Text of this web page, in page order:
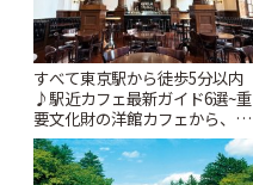
すべて東京駅から徒歩5分以内
♪駅近カフェ最新ガイド6選~重
要文化財の洋館カフェから、改
札すぐのレトロ喫茶まで~ | こと
りっぷ